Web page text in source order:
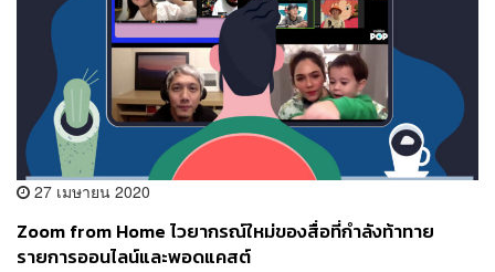
27 เมษายน 2020
Zoom from Home ไวยากรณ์ใหม่ของสื่อที่กำลังท้าทาย
รายการออนไลน์และพอดแคสต์